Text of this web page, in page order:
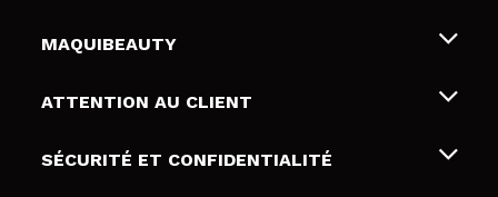
MAQUIBEAUTY
Qui sommes nous
Cartes-cadeaux
ATTENTION AU CLIENT
Livraison & retour
SÉCURITÉ ET CONFIDENTIALITÉ